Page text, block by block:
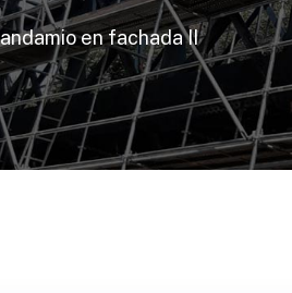
en fachada II